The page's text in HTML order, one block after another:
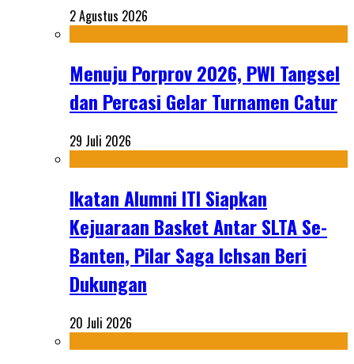
2 Agustus 2026
Menuju Porprov 2026, PWI Tangsel
dan Percasi Gelar Turnamen Catur
29 Juli 2026
Ikatan Alumni ITI Siapkan
Kejuaraan Basket Antar SLTA Se-
Banten, Pilar Saga Ichsan Beri
Dukungan
20 Juli 2026